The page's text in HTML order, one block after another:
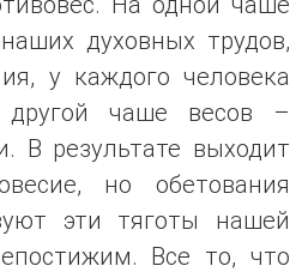
духовных трудов,
у каждого человека
чаше весов –
В результате выходит
но обетования
эти тяготы нашей
Все то, что